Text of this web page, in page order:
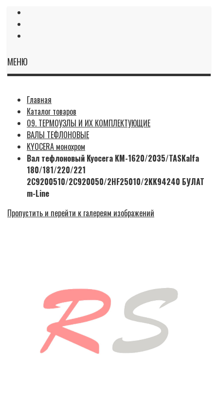
МЕНЮ
Главная
Каталог товаров
09. ТЕРМОУЗЛЫ И ИХ КОМПЛЕКТУЮЩИЕ
ВАЛЫ ТЕФЛОНОВЫЕ
KYOCERA монохром
Вал тефлоновый Kyocera KM-1620/2035/TASKalfa
180/181/220/221
2C9200510/2C920050/2HF25010/2KK94240 БУЛАТ
m-Line
Пропустить и перейти к галереям изображений